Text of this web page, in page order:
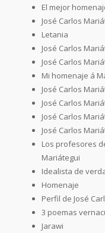
El mejor
José Carlos
Letania
José Carlos
José Carlos
Mi homenaje á
José Carlos
José Carlos
José Carlos
José Carlos
Los profesores
Mariátegui
Idealista de
Homenaje
Perfil de José
3 poemas
Jarawi